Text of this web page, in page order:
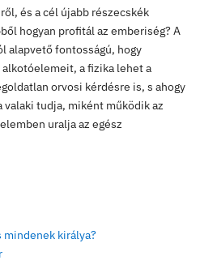
hogy mit is csinálnak
hogy egy
a központban képesek arra,
először lineáris
egy proton szinkrotron
egy 7 km-es körben
amiket végül 4
nyalábok a lehető
hogy mindez a föld alatt